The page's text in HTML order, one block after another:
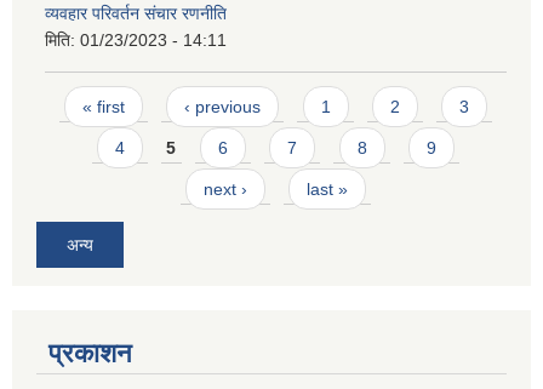
व्यवहार परिवर्तन संचार रणनीति
मिति: 01/23/2023 - 14:11
Pages
« first ‹ previous 1 2 3
4 5 6 7 8 9
next › last »
अन्य
प्रकाशन